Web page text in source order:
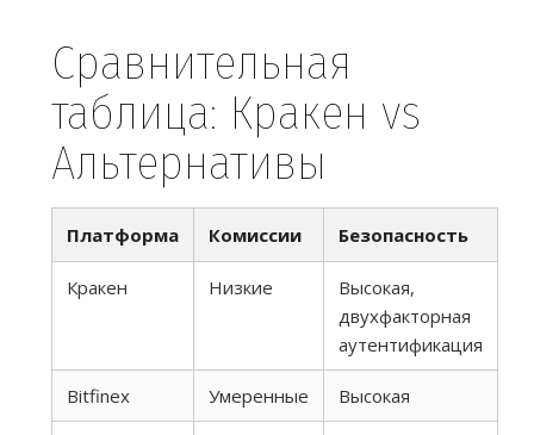
Сравнительная
таблица: Кракен vs
Альтернативы
Платформа Комиссии Безопасность
Кракен Низкие
Высокая,
двухфакторная
аутентификация
Bitfinex Умеренные Высокая